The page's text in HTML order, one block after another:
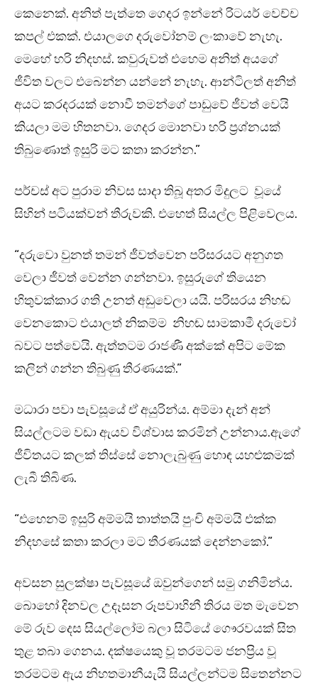
කෙනෙක්. අනිත් පැත්තෙ ගෙදර ඉන්නේ රිටයර් වෙච්ච
කපල් එකක්. එයාලගෙ දරුවෝනම් ලංකාවේ නැහැ.
මෙහේ හරි නිදහස්. කවුරුවත් එහෙම අනිත් අයගේ
ජීවිත වලට එබෙන්න යන්නේ නැහැ. ආන්ටිලත් අනිත්
අයට කරදරයක් නොවී තමන්ගේ පාඩුවේ ජීවත් වෙයි
කියලා මම හිතනවා. ගෙදර මොනවා හරි ප්‍රශ්නයක්
තිබුණොත් ඉසුරි මට කතා කරන්න.”
පර්චස් අට පුරාම නිවස සාදා තිබූ අතර මිදුලට වූයේ
සිහින් පටියක්වන් තීරුවකි. එහෙත් සියල්ල පිළිවෙලය.
“දරුවො වුනත් තමන් ජීවත්වෙන පරිසරයට අනුගත
වෙලා ජීවත් වෙන්න ගන්නවා. ඉසුරුගේ තියෙන
හිතුවක්කාර ගති උනත් අඩුවෙලා යයි. පරිසරය නිහඬ
වෙනකොට එයාලත් නිකම්ම නිහඬ සාමකාමී දරුවෝ
බවට පත්වෙයි. ඇත්තටම රාජණී අක්කේ අපිට මේක
කලින් ගන්න තිබුණු තීරණයක්.”
මධාරා පවා පැවසූයේ ඒ අයුරින්ය. අම්මා දැන් අන්
සියල්ලටම වඩා ඇයව විශ්වාස කරමින් උන්නාය.ඇගේ
ජීවිතයට කලක් තිස්සේ නොලැබුණු හොඳ යහළුකමක්
ලැබී තිබිණ.
“එහෙනම් ඉසුරි අම්මයි තාත්තයි පුංචි අම්මයි එක්ක
නිදහසේ කතා කරලා මට තීරණයක් දෙන්නකෝ.”
අවසන සුලක්ෂා පැවසූයේ ඔවුන්ගෙන් සමු ගනිමින්ය.
බොහෝ දිනවල උදෑසන රූපවාහිනී තිරය මත මැවෙන
මේ රුව දෙස සියල්ලෝම බලා සිටියේ ගෞරවයක් සිත
තුළ තබා ගෙනය. දක්ෂයෙකු වූ තරමටම ජනප්‍රිය වූ
තරමටම ඇය නිහතමානීයැයි සියල්ලන්ටම සිතෙන්නට